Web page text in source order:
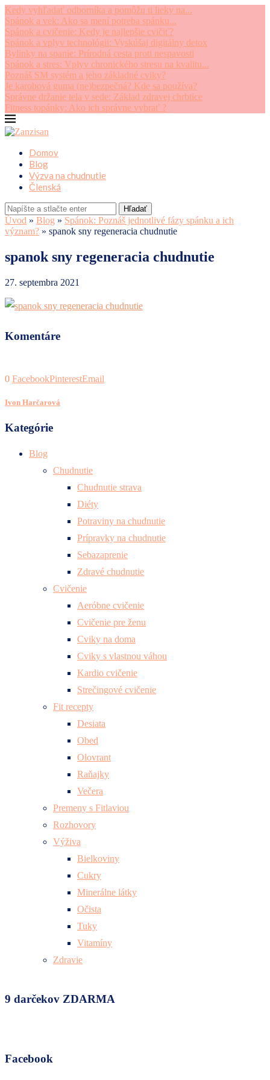
Kedy vyhľadať odborníka a pomôžu ti lieky na...
Spánok a vek: Ako sa mení potreba spánku...
Spánok a cvičenie: Kedy je najlepšie cvičiť?
Spánok a vplyv technológii: Vyskúšaj digitálny detox
Bylinky na spanie: Prírodná cesta proti nespavosti
Spánok a stres: Vplyv chronického stresu na kvalitu...
Poznáš SM systém a jeho základné cviky?
Je karobová guma (ne)bezpečná? Kde sa používa?
Správne držanie tela v sede: Základ zdravej chrbtice
Fitness topánky: Ako ich správne vybrať ?
Domov
Blog
Výzva na chudnutie
Členská
Hľadať
Úvod » Blog » Spánok: Poznáš jednotlivé fázy spánku a ich
význam? » spanok sny regeneracia chudnutie
spanok sny regeneracia chudnutie
27. septembra 2021
Komentáre
0 FacebookPinterestEmail
Ivon Harčarová
Kategórie
Blog
Chudnutie
Chudnutie strava
Diéty
Potraviny na chudnutie
Prípravky na chudnutie
Sebazaprenie
Zdravé chudnutie
Cvičenie
Aeróbne cvičenie
Cvičenie pre ženu
Cviky na doma
Cviky s vlastnou váhou
Kardio cvičenie
Strečingové cvičenie
Fit recepty
Desiata
Obed
Olovrant
Raňajky
Večera
Premeny s Fitlaviou
Rozhovory
Výživa
Bielkoviny
Cukry
Minerálne látky
Očista
Tuky
Vitamíny
Zdravie
9 darčekov ZDARMA
Facebook